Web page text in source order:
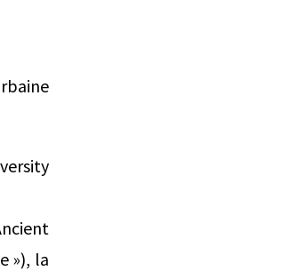
»), la